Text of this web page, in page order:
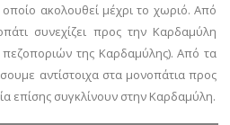
ακολουθεί μέχρι το χωριό. Από
συνεχίζει προς την Καρδαμύλη
πεζοποριών της Καρδαμύλης). Από τα
αντίστοιχα στα μονοπάτια προς
επίσης συγκλίνουν στην Καρδαμύλη.